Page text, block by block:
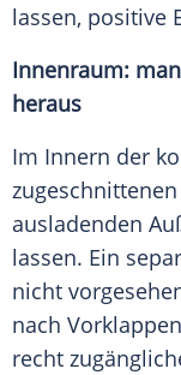
lassen, positive
Innenraum:
heraus
Im Innern der
ausladenden
lassen. Ein
nicht
nach
recht